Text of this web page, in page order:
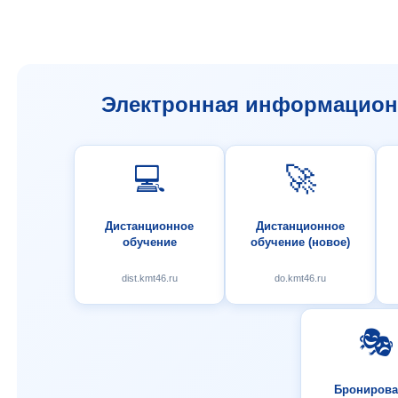
Электронная
💻
Дистанционное
обучение
dist.kmt46.ru
🚀
Дистанционное
обучение (новое)
do.kmt46.ru
🎭